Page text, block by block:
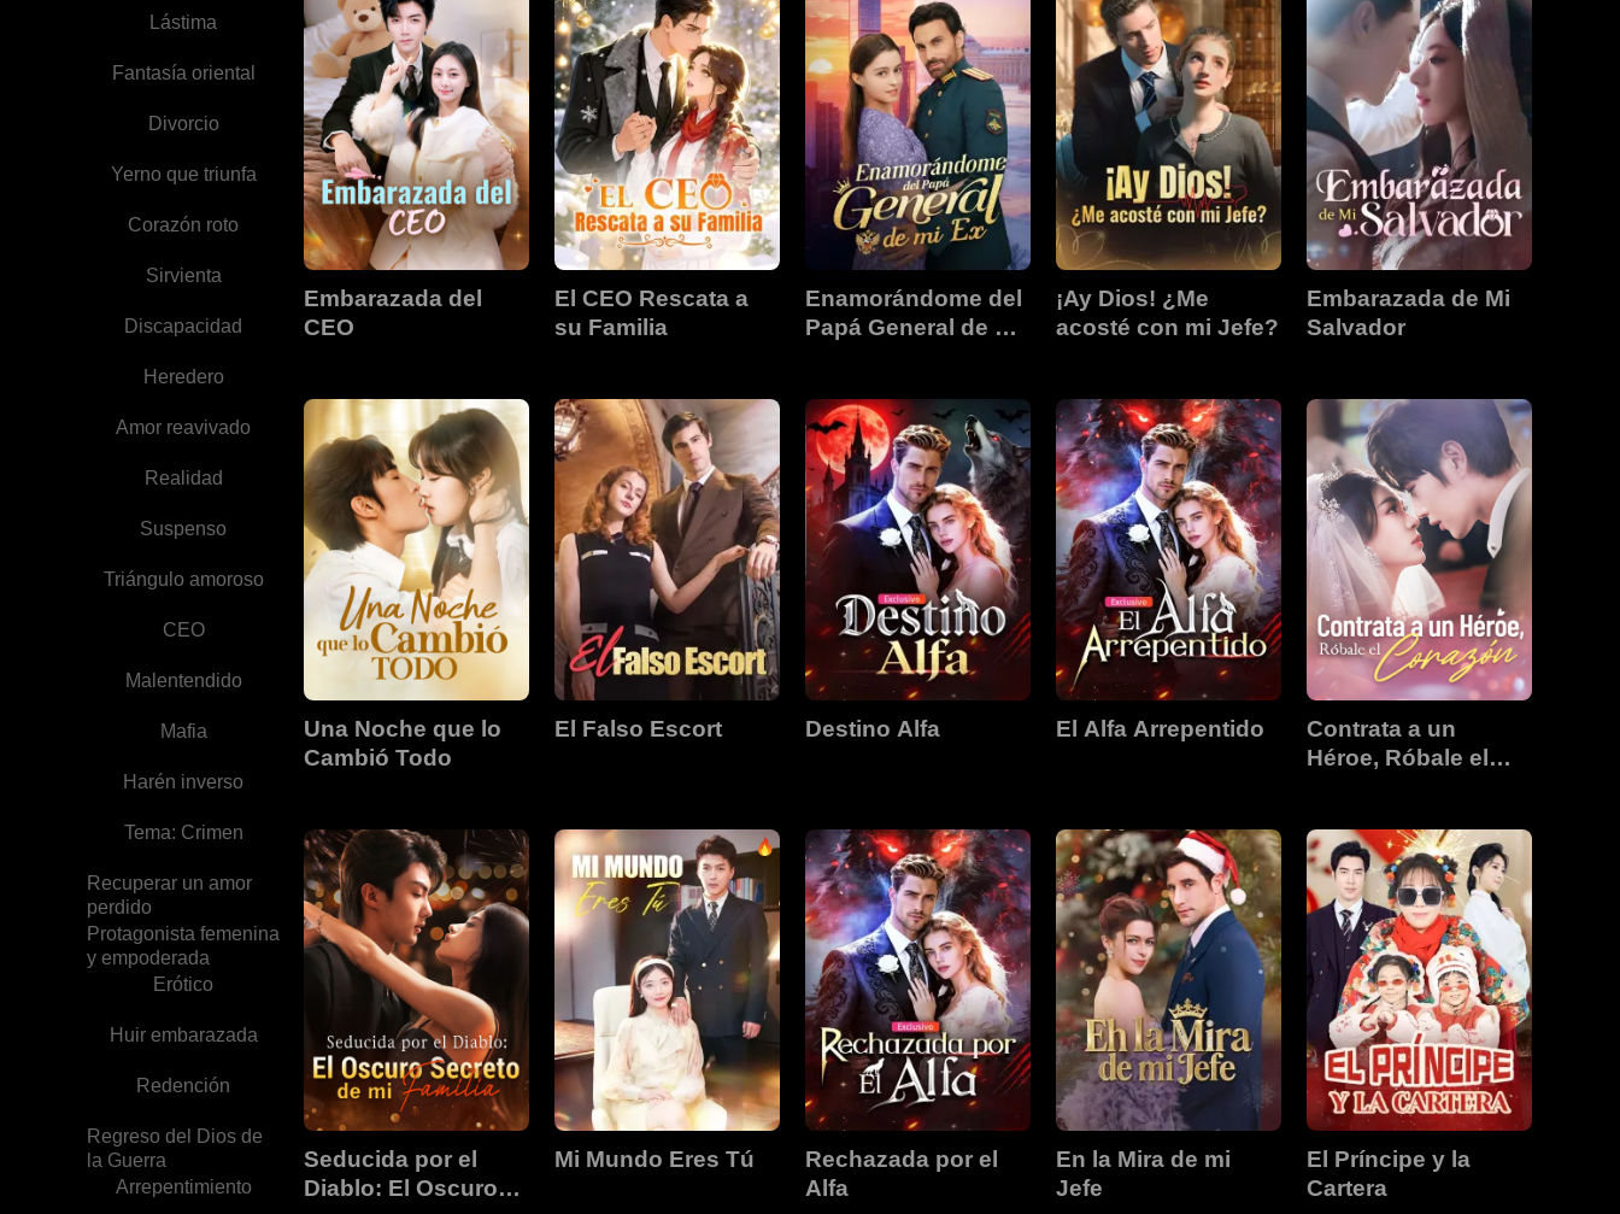
Lástima
Fantasía oriental
Divorcio
Yerno que triunfa
Corazón roto
Sirvienta
Discapacidad
Heredero
Amor reavivado
Realidad
Suspenso
Triángulo amoroso
CEO
Malentendido
Mafia
Harén inverso
Tema: Crimen
Recuperar un amor
perdido
Protagonista femenina
y empoderada
Erótico
Huir embarazada
Redención
Regreso del Dios de
la Guerra
Arrepentimiento
Embarazada del
CEO
El CEO Rescata a
su Familia
Enamorándome del
Papá General de mi
¡Ay Dios! ¿Me
acosté con mi Jefe?
Embarazada de Mi
Salvador
Una Noche que lo
Cambió Todo
El Falso Escort Destino Alfa El Alfa Arrepentido
Contrata a un
Héroe, Róbale el
Seducida por el
Diablo: El Oscuro
Mi Mundo Eres Tú
Rechazada por el
Alfa
En la Mira de mi
Jefe
El Príncipe y la
Cartera